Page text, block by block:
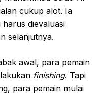
cukup alot. Ia
dievaluasi
selanjutnya.
awal, para pemain
finishing. Tapi
para pemain mulai